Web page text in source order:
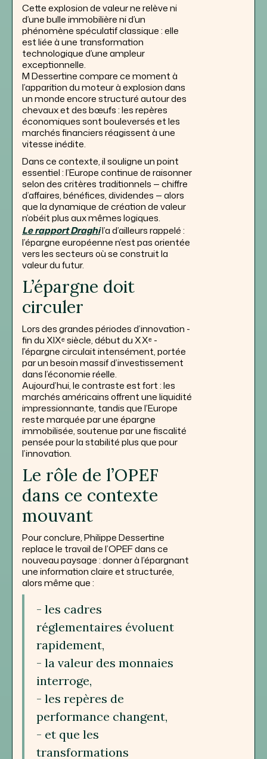
Cette explosion de valeur ne relève ni
d’une bulle immobilière ni d’un
phénomène spéculatif classique : elle
est liée à une transformation
technologique d’une ampleur
exceptionnelle.
M Dessertine compare ce moment à
l’apparition du moteur à explosion dans
un monde encore structuré autour des
chevaux et des bœufs : les repères
économiques sont bouleversés et les
marchés financiers réagissent à une
vitesse inédite.
Dans ce contexte, il souligne un point
essentiel : l’Europe continue de raisonner
selon des critères traditionnels — chiffre
d’affaires, bénéfices, dividendes — alors
que la dynamique de création de valeur
n’obéit plus aux mêmes logiques.
Le rapport Draghil’a d’ailleurs rappelé :
l’épargne européenne n’est pas orientée
vers les secteurs où se construit la
valeur du futur.
L’épargne doit
circuler
Lors des grandes périodes d’innovation -
fin du XIXᵉ siècle, début du XXᵉ -
l’épargne circulait intensément, portée
par un besoin massif d’investissement
dans l’économie réelle.
Aujourd’hui, le contraste est fort : les
marchés américains offrent une liquidité
impressionnante, tandis que l’Europe
reste marquée par une épargne
immobilisée, soutenue par une fiscalité
pensée pour la stabilité plus que pour
l’innovation.
Le rôle de l’OPEF
dans ce contexte
mouvant
Pour conclure, Philippe Dessertine
replace le travail de l’OPEF dans ce
nouveau paysage : donner à l’épargnant
une information claire et structurée,
alors même que :
- les cadres
réglementaires évoluent
rapidement,
- la valeur des monnaies
interroge,
- les repères de
performance changent,
- et que les
transformations